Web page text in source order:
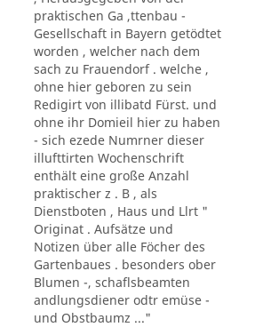
praktischen Ga ,ttenbau -
Gesellschaft in Bayern getödtet
worden , welcher nach dem
sach zu Frauendorf . welche ,
ohne hier geboren zu sein
Redigirt von illibatd Fürst. und
ohne ihr Domieil hier zu haben
- sich ezede Numrner dieser
illufttirten Wochenschrift
enthält eine große Anzahl
praktischer z . B , als
Dienstboten , Haus und Llrt "
Originat . Aufsätze und
Notizen über alle Föcher des
Gartenbaues . besonders ober
Blumen -, schaflsbeamten
andlungsdiener odtr emüse -
und Obstbaumz ..."